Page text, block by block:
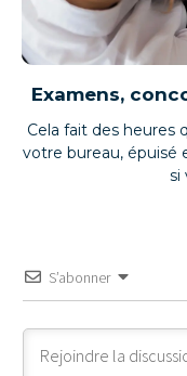
Examens,
Cela fait des heures
votre bureau, épuisé
si
S’abonner